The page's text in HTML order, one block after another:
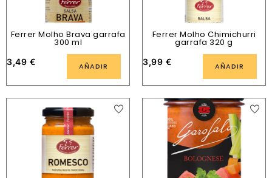
Ferrer Molho Brava garrafa
300 ml
3,49 € AÑADIR
Ferrer Molho Chimichurri
garrafa 320 g
3,99 € AÑADIR